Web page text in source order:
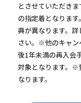
とさせていただき
の指定着となりま
典が異なります。
さい。※他のキャ
後1年未満の再入会
対象となります。※
なります。